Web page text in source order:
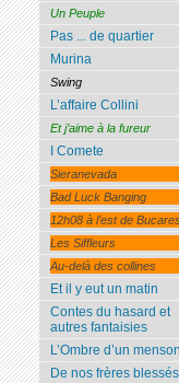
Un Peuple
Pas ... de quartier
Murina
Swing
L’affaire Collini
Et j’aime à la fureur
I Comete
Sieranevada
Bad Luck Banging
12h08 à l’est de
Les Siffleurs
Au-delà des collines
Et il y eut un matin
Contes du hasard et
autres fantaisies
L’Ombre d’un
De nos frères blessés